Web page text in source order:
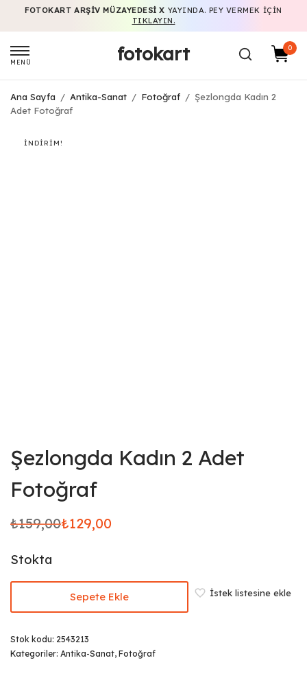
FOTOKART ARŞIV MÜZAYEDESI X YAYINDA. PEY VERMEK IÇIN
TIKLAYIN.
MENÜ fotokart 0
Ana Sayfa / Antika-Sanat / Fotoğraf / Şezlongda Kadın 2
Adet Fotoğraf
İNDIRIM!
Şezlongda Kadın 2 Adet
Fotoğraf
₺159,00
Orijinal
₺159,00.
₺129,00
Şu
fiyat:
₺129,00.
Stokta
Sepete Ekle İstek listesine ekle
Stok kodu: 2543213
Kategoriler: Antika-Sanat, Fotoğraf